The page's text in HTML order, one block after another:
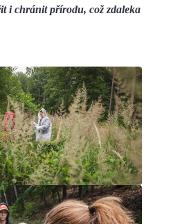
i chránit přírodu, což zdaleka